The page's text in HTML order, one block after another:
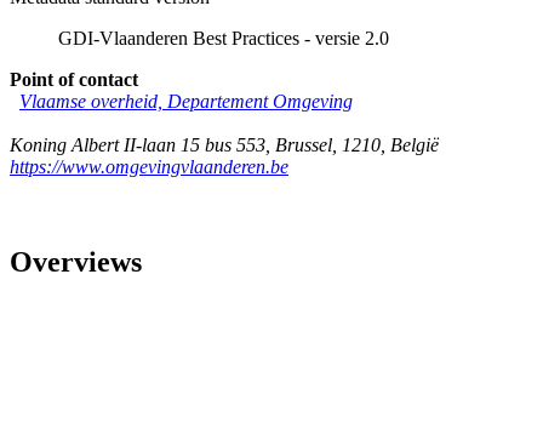
GDI-Vlaanderen Best Practices - versie 2.0
Point of contact
Vlaamse overheid, Departement Omgeving
Koning Albert II-laan 15 bus 553 Brussel 1210 België
https://www.omgevingvlaanderen.be
Overviews